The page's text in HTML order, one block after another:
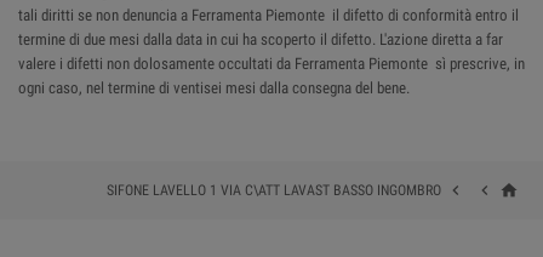
tali diritti se non denuncia a Ferramenta Piemonte il difetto di conformità entro il
termine di due mesi dalla data in cui ha scoperto il difetto. L'azione diretta a far
valere i difetti non dolosamente occultati da Ferramenta Piemonte sì prescrive, in
ogni caso, nel termine di ventisei mesi dalla consegna del bene.
home


SIFONE LAVELLO 1 VIA C\ATT LAVAST BASSO INGOMBRO